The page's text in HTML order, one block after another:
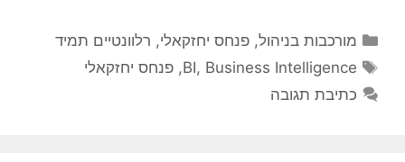
קטגוריות
מורכבות בניהול,פנחס יחזקאלי, רלוונטיים תמיד
תגיות
BI, Business Intelligence
,פנחס יחזקאלי
כתיבת תגובה